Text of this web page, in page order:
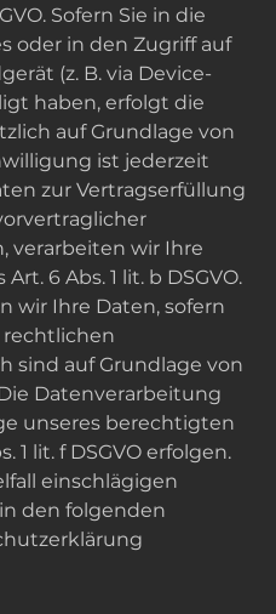
Sofern Sie in die
oder in den Zugriff auf
(z. B. via Device-
haben, erfolgt die
auf Grundlage von
ist jederzeit
zur Vertragserfüllung
verarbeiten wir Ihre
6 Abs. 1 lit. b DSGVO.
wir Ihre Daten, sofern
rechtlichen
sind auf Grundlage von
Die Datenverarbeitung
unseres berechtigten
1 lit. f DSGVO erfolgen.
einschlägigen
den folgenden